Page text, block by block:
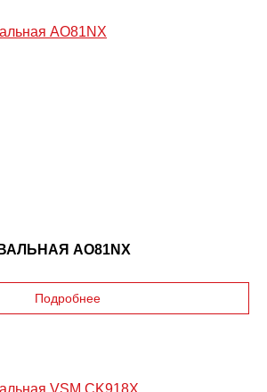
AO81NX
Подробнее